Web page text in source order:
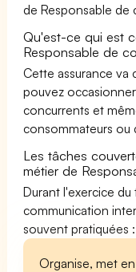
de Responsable
Qu'est-ce qui est
Responsable de
Cette assurance va
pouvez
concurrents et
consommateurs ou
Les tâches
métier de
Durant l'exercice du
communication
souvent pratiquées :
Organise, met